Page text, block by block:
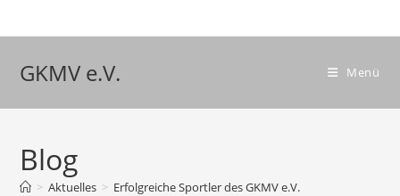
Inhalt
GKMV e.V. Menü
Blog
> Aktuelles > Erfolgreiche Sportler des GKMV e.V.